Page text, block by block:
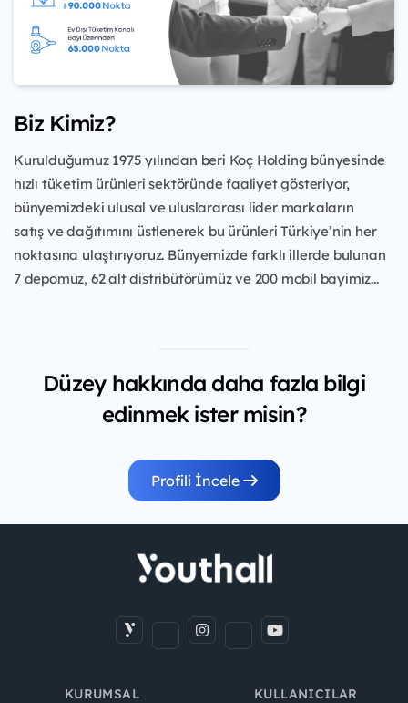
Biz Kimiz?
Kurulduğumuz 1975 yılından beri Koç Holding bünyesinde
hızlı tüketim ürünlerisektöründe faaliyet gösteriyor,
bünyemizdeki ulusal ve uluslararası lider markaların
satış ve dağıtımını üstlenerek bu ürünleri Türkiye’nin her
noktasına ulaştırıyoruz. Bünyemizde farklı illerde bulunan
7 depomuz, 62 alt distribütörümüz ve 200 mobil bayimiz...
Düzey hakkında daha fazla bilgi
edinmek ister misin?
Profili İncele
KURUMSAL KULLANICILAR